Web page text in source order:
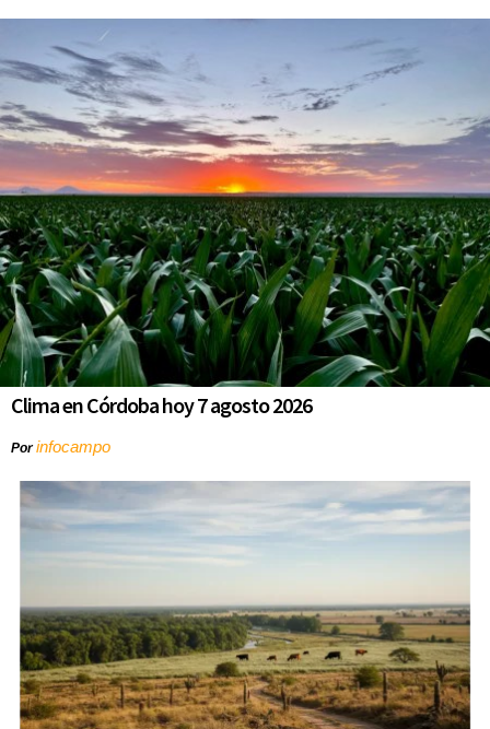
Clima en Córdoba hoy 7 agosto 2026
Porinfocampo